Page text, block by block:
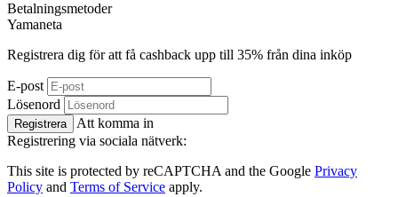
Betalningsmetoder
Yamaneta
Registrera dig för att få cashback upp till 35% från dina inköp
E-post
Lösenord
Registrera
Att komma in
Registrering via sociala nätverk:
This site is protected by reCAPTCHA and the Google Privacy
Policy and Terms of Service apply.